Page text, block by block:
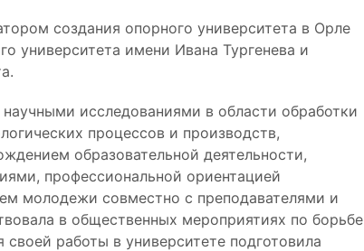
создания опорного университета в Орле
университета имени Ивана Тургенева и
исследованиями в области обработки
процессов и производств,
образовательной деятельности,
профессиональной ориентацией
молодежи совместно с преподавателями и
в общественных мероприятиях по борьбе
работы в университете подготовила